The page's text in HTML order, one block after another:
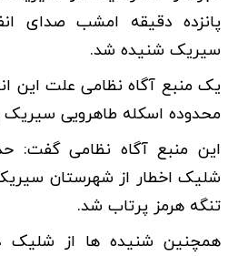
پانزده دقیقه امشب صدای
سیریک شنیده شد.
یک منبع آگاه نظامی علت این
محدوده اسکله طاهرویی سیریک
شلیک اخطار از شهرستان
تنگه هرمز پرتاب شد.
همچنین شنیده ها از شلیک